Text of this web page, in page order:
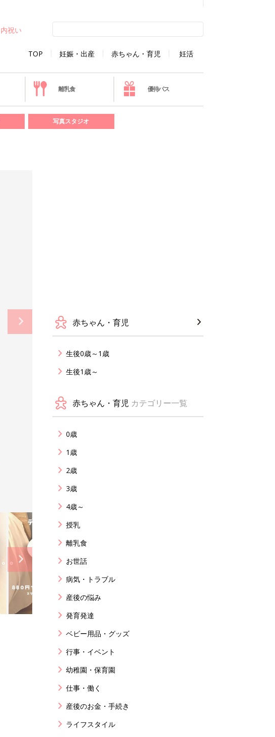
TOP 妊娠・出産 赤ちゃん・育児 妊活
内祝い
離乳食 優待パス
写真スタジオ
赤ちゃん・育児
生後0歳～1歳
生後1歳～
赤ちゃん・育児 カテゴリー一覧
0歳
1歳
2歳
3歳
4歳～
授乳
離乳食
お世話
病気・トラブル
産後の悩み
発育発達
ベビー用品・グッズ
行事・イベント
幼稚園・保育園
仕事・働く
産後のお金・手続き
ライフスタイル